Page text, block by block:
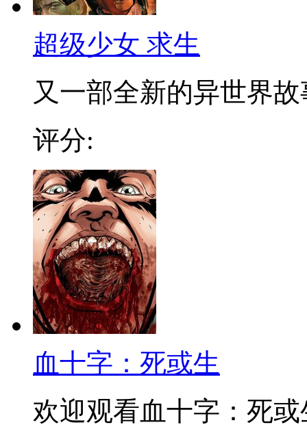
超级少女 求生
又一部全新的异世界故
评分:
血十字：死或生
欢迎观看血十字：死或